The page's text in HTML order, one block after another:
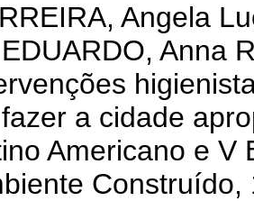
Angela
Anna
a cidade
Americano e V